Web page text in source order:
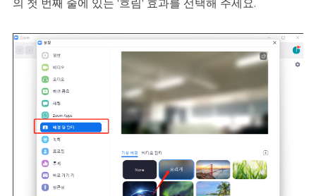
의 첫 번째 줄에 있는 '흐림' 효과를 선택해 주세요.